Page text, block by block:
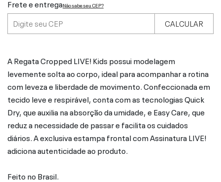
Frete e entregaNão sabe seu CEP?
CALCULAR
A Regata Cropped LIVE! Kids possui modelagem
levemente solta ao corpo, ideal para acompanhar a rotina
com leveza e liberdade de movimento. Confeccionada em
tecido leve e respirável, conta com as tecnologias Quick
Dry, que auxilia na absorção da umidade, e Easy Care, que
reduz a necessidade de passar e facilita os cuidados
diários. A exclusiva estampa frontal com Assinatura LIVE!
adiciona autenticidade ao produto.
Feito no Brasil.